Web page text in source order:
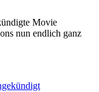
Movie
nun endlich ganz